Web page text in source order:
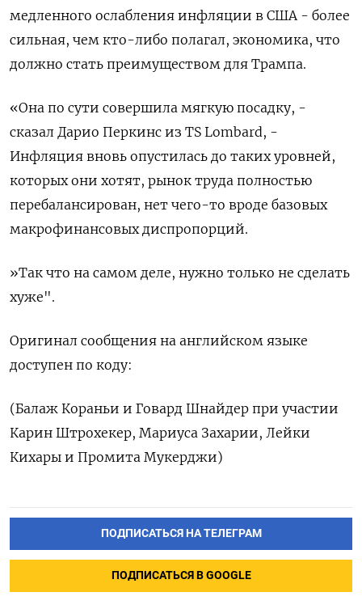
медленного ослабления инфляции в США - более
сильная, чем кто-либо полагал, экономика, что
должно стать преимуществом для Трампа.
«Она по сути совершила мягкую посадку, -
сказал Дарио Перкинс из TS Lombard, -
Инфляция вновь опустилась до таких уровней,
которых они хотят, рынок труда полностью
перебалансирован, нет чего-то вроде базовых
макрофинансовых диспропорций.
»Так что на самом деле, нужно только не сделать
хуже".
Оригинал сообщения на английском языке
доступен по коду:
(Балаж Кораньи и Говард Шнайдер при участии
Карин Штрохекер, Мариуса Захарии, Лейки
Кихары и Промита Мукерджи)
ПОДПИСАТЬСЯ НА ТЕЛЕГРАМ
ПОДПИСАТЬСЯ В GOOGLE